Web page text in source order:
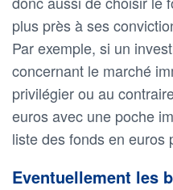
plus près à ses
Par exemple, si un
concernant le marché
privilégier ou au
euros avec une poche
liste des fonds en euros
Eventuellement les